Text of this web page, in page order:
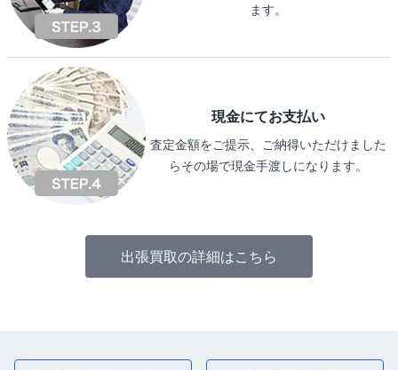
ます。
現金にてお支払い
査定金額をご提示、ご納得いただけました
らその場で現金手渡しになります。
出張買取の詳細はこちら